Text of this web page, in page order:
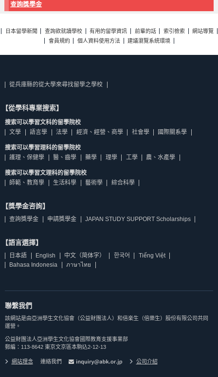
查詢獎學金
日本留學新聞 查詢欲就讀學校 有用的留學資訊 前輩的話 索引檢索
網站導覽
會員規約
個人資料使用方法 建議瀏覽系統環境
從兵庫縣的從大學來尋找留學之學校
【從學科專業搜索】
搜索可以學習文科的留學院校
文學
語言學 法學 經濟、經營、商學 社會學 國際關系學
搜索可以學習理科的留學院校
護理、保健學
醫、齒學 藥學 理學 工學 農、水產學
搜索可以學習文理科的留學院校
師範、教育學
生活科學 藝術學 綜合科學
【獎學金咨詢】
查詢獎學金 申請獎學金 JAPAN STUDY SUPPORT Scholarships
【語言選擇】
日本語 English 中文（简体字） 한국어
Tiếng Việt
Bahasa Indonesia
ภาษาไทย
聯繫我們
該網站是由亞洲學生文化協會（公益財團法人）和倍楽生（倍樂生）股份有限公司共同
運營。
公益財團法人亞洲學生文化協會國際教育支援事業部
郵編：113-8642 東京文京區本駒込2-12-13
網站理念 連絡我們 公司介紹